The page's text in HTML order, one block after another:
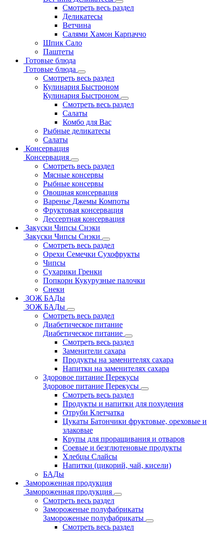
Смотреть весь раздел
Деликатесы
Ветчина
Салями Хамон Карпаччо
Шпик Сало
Паштеты
Готовые блюда
Готовые блюда
Смотреть весь раздел
Кулинария Быстроном
Кулинария Быстроном
Смотреть весь раздел
Салаты
Комбо для Вас
Рыбные деликатесы
Салаты
Консервация
Консервация
Смотреть весь раздел
Мясные консервы
Рыбные консервы
Овощная консервация
Варенье Джемы Компоты
Фруктовая консервация
Дессертная консервация
Закуски Чипсы Снэки
Закуски Чипсы Снэки
Смотреть весь раздел
Орехи Семечки Сухофрукты
Чипсы
Сухарики Гренки
Попкорн Кукурузные палочки
Снеки
ЗОЖ БАДы
ЗОЖ БАДы
Смотреть весь раздел
Диабетическое питание
Диабетическое питание
Смотреть весь раздел
Заменители сахара
Продукты на заменителях сахара
Напитки на заменителях сахара
Здоровое питание Перекусы
Здоровое питание Перекусы
Смотреть весь раздел
Продукты и напитки для похудения
Отруби Клетчатка
Цукаты Батончики фруктовые, ореховые и
злаковые
Крупы для проращивания и отваров
Соевые и безглютеновые продукты
Хлебцы Слайсы
Напитки (цикорий, чай, кисели)
БАДы
Замороженная продукция
Замороженная продукция
Смотреть весь раздел
Замороженые полуфабрикаты
Замороженые полуфабрикаты
Смотреть весь раздел